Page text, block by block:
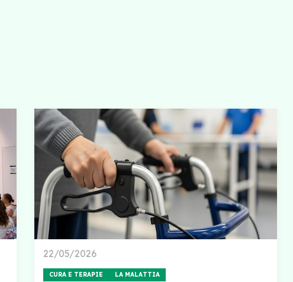
22/05/2026
CURA E TERAPIE LA MALATTIA